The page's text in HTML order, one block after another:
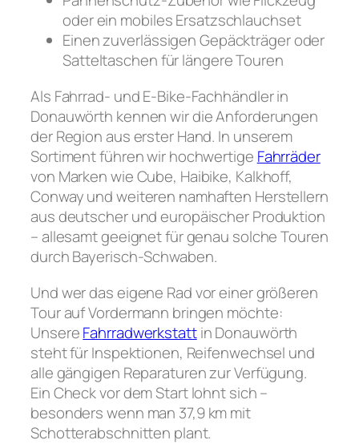
oder ein mobiles Ersatzschlauchset
Einen zuverlässigen Gepäckträger oder
Satteltaschen für längere Touren
Als Fahrrad- und E-Bike-Fachhändler in
Donauwörth kennen wir die Anforderungen
der Region aus erster Hand. In unserem
Sortiment führen wir hochwertige Fahrräder
von Marken wie Cube, Haibike, Kalkhoff,
Conway und weiteren namhaften Herstellern
aus deutscher und europäischer Produktion
– allesamt geeignet für genau solche Touren
durch Bayerisch-Schwaben.
Und wer das eigene Rad vor einer größeren
Tour auf Vordermann bringen möchte:
UnsereFahrradwerkstattin Donauwörth
steht für Inspektionen, Reifenwechsel und
alle gängigen Reparaturen zur Verfügung.
Ein Check vor dem Start lohnt sich –
besonders wenn man 37,9 km mit
Schotterabschnitten plant.